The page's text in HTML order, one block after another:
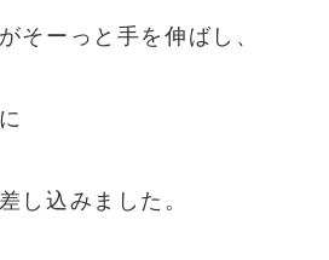
そーっと手を伸ばし、
し込みました。